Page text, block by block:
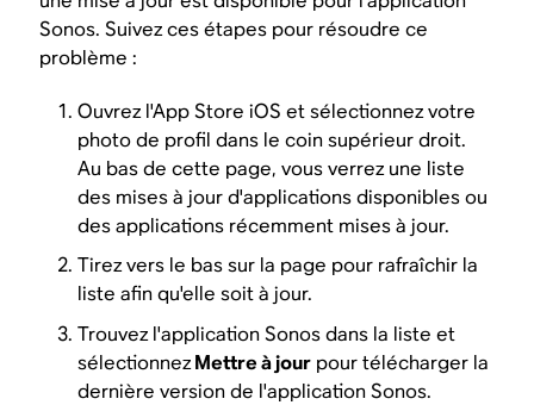
Sonos. Suivez ces étapes pour résoudre ce
problème :
Ouvrez l'App Store iOS et sélectionnez votre
photo de profil dans le coin supérieur droit.
Au bas de cette page, vous verrez une liste
des mises à jour d'applications disponibles ou
des applications récemment mises à jour.
Tirez vers le bas sur la page pour rafraîchir la
liste afin qu'elle soit à jour.
Trouvez l'application Sonos dans la liste et
sélectionnezMettre à jour pour télécharger la
dernière version de l'application Sonos.